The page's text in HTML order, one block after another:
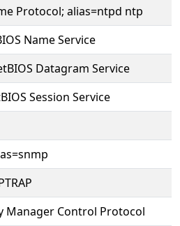
Protocol; alias=ntpd ntp
Name Service
Datagram Service
Session Service
Manager Control Protocol